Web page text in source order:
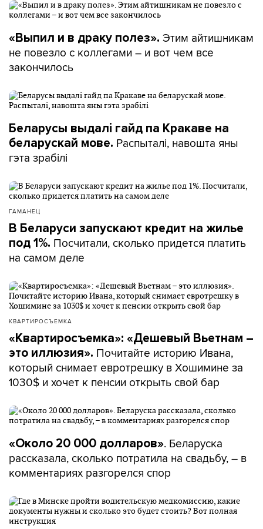
«Выпил и в драку полез». Этим айтишникам
не повезло с коллегами – и вот чем все
закончилось
Беларусы выдалі гайд па Кракаве на
беларускай мове. Распыталі, навошта яны
гэта зрабілі
ГАМАНЕЦ
В Беларуси запускают кредит на жилье
под 1%. Посчитали, сколько придется платить
на самом деле
КВАРТИРОСЪЕМКА
«Квартиросъемка»: «Дешевый Вьетнам –
это иллюзия». Почитайте историю Ивана,
который снимает евротрешку в Хошимине за
1030$ и хочет к пенсии открыть свой бар
«Около 20 000 долларов». Беларуска
рассказала, сколько потратила на свадьбу, – в
комментариях разгорелся спор